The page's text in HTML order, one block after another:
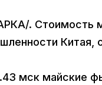
. Стоимость
Китая,
мск майские